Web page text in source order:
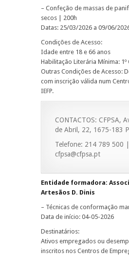
– Confeção de massas de
secos | 200h
Datas: 25/03/2026 a 09/06/
Condições de Acesso:
Idade entre 18 e 66 anos
Habilitação Literária Mínima: 1º
Outras Condições de Acesso:
com inscrição válida num
IEFP.
CONTACTOS: CFPSA,
de Abril, 22, 1675-183
Telefone: 214 789 500
cfpsa@cfpsa.pt
Entidade formadora:
Artesãos D. Dinis
– Técnicas de conformação
Data de início: 04-05-2026
Destinatários:
Ativos empregados ou
inscritos nos Centros de